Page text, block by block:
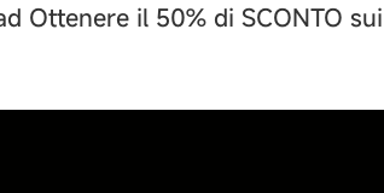
Ottenere il 50% di SCONTO sui